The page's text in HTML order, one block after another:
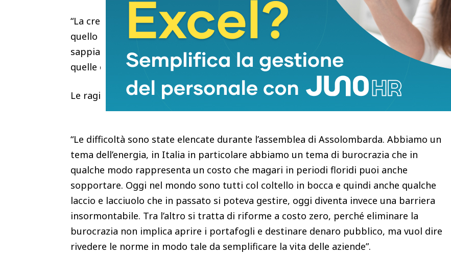
“La crescita arranca sicuramente. Se vediamo i Paesi Ue, forse in questo momento
quello che messo peggio è la Germania. Le economie manifatturiere – le prime
sappiamo essere la Germania, l’Italia e la Francia – sono quelle che arrancano di più,
quelle che sono più in difficoltà”.
Le ragioni?
“Le difficoltà sono state elencate durante l’assemblea di Assolombarda. Abbiamo un
tema dell’energia, in Italia in particolare abbiamo un tema di burocrazia che in
qualche modo rappresenta un costo che magari in periodi floridi puoi anche
sopportare. Oggi nel mondo sono tutti col coltello in bocca e quindi anche qualche
laccio e lacciuolo che in passato si poteva gestire, oggi diventa invece una barriera
insormontabile. Tra l’altro si tratta di riforme a costo zero, perché eliminare la
burocrazia non implica aprire i portafogli e destinare denaro pubblico, ma vuol dire
rivedere le norme in modo tale da semplificare la vita delle aziende”.